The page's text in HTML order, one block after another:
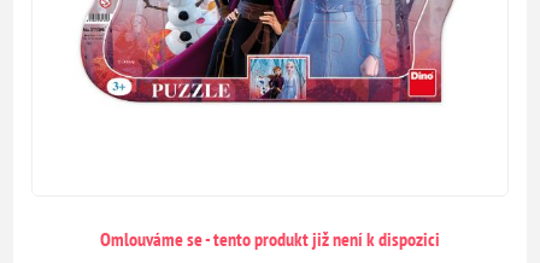
Omlouváme se - tento produkt již není k dispozici